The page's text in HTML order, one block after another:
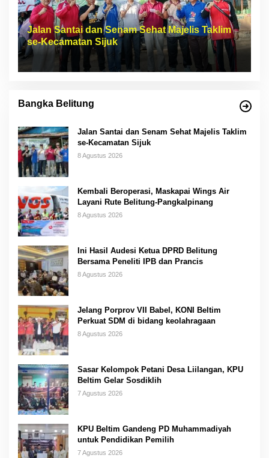
Jalan Santai dan Senam Sehat Majelis Taklim
se-Kecamatan Sijuk
Bangka Belitung
Jalan Santai dan Senam Sehat Majelis Taklim
se-Kecamatan Sijuk
8 Agustus 2026
Kembali Beroperasi, Maskapai Wings Air
Layani Rute Belitung-Pangkalpinang
8 Agustus 2026
Ini Hasil Audesi Ketua DPRD Belitung
Bersama Peneliti IPB dan Prancis
8 Agustus 2026
Jelang Porprov VII Babel, KONI Beltim
Perkuat SDM di bidang keolahragaan
8 Agustus 2026
Sasar Kelompok Petani Desa Liilangan, KPU
Beltim Gelar Sosdiklih
7 Agustus 2026
KPU Beltim Gandeng PD Muhammadiyah
untuk Pendidikan Pemilih
7 Agustus 2026